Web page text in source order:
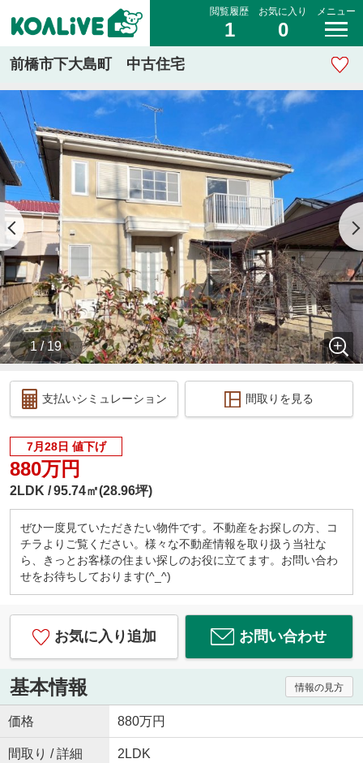
閲覧履歴
1
お気に入り
0
メニュー
前橋市下大島町 中古住宅
1 / 19
支払いシミュレーション 間取りを見る
7月28日 値下げ
880万円
2LDK 95.74㎡(28.96坪)
ぜひ一度見ていただきたい物件です。不動産をお探しの方、コ
チラよりご覧ください。様々な不動産情報を取り扱う当社な
ら、きっとお客様の住まい探しのお役に立てます。お問い合わ
せをお待ちしております(^_^)
お気に入り追加 お問い合わせ
基本情報 情報の見方
価格 880万円
間取り / 詳細 2LDK